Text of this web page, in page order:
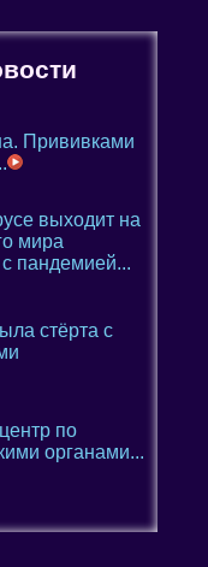
Прививками
выходит на
мира
пандемией...
стёрта с
по
органами...